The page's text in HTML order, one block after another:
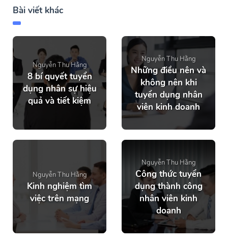
Bài viết khác
Nguyễn Thu Hằng
8 bí quyết tuyển
dụng nhân sự hiệu
quả và tiết kiệm
Nguyễn Thu Hằng
Những điều nên và
không nên khi
tuyển dụng nhân
viên kinh doanh
Nguyễn Thu Hằng
Kinh nghiệm tìm
việc trên mạng
Nguyễn Thu Hằng
Công thức tuyển
dụng thành công
nhân viên kinh
doanh